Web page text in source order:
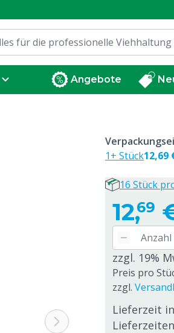
Angebote
12,69
zzgl. 19%
Preis pro
zzgl.
Lieferzeit
1+ Stück12,69
16 Stück